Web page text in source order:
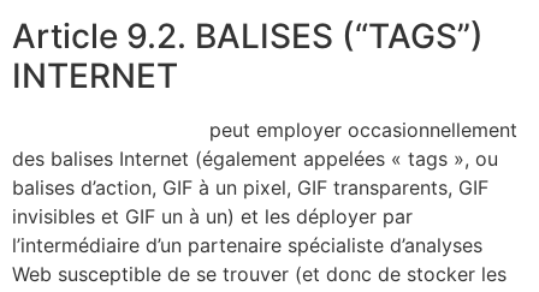
Article 9.2. BALISES (“TAGS”)
INTERNET
peut employer occasionnellement
des balises Internet (également appelées « tags », ou
balises d’action, GIF à un pixel, GIF transparents, GIF
invisibles et GIF un à un) et les déployer par
l’intermédiaire d’un partenaire spécialiste d’analyses
Web susceptible de se trouver (et donc de stocker les